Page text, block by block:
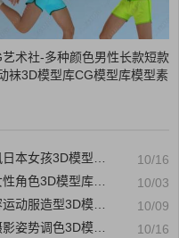
艺术社-多种颜色男性长款短款
袜3D模型库CG模型库模型素
型库模型素材CG88艺术社
10/16
型库模型素材CG88艺术社
10/03
型库模型素材CG88艺术社
10/09
模型库模型素材CG88艺术社
10/16